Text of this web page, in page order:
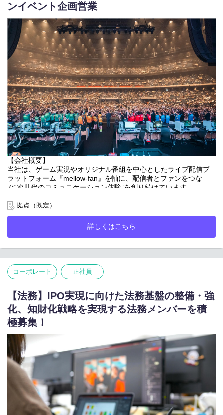
・制作進行管理
・クリエイティブの品質管理
・撮影進行管理
・販売管理 など
■魅力
・あなたのアイデアが形になります！
・ものづくりの全工程に関われるので、スキルアップのチャンス
がたくさん！
・チーム全員で挑戦し、ブランドを成長させていく過程に関われ
る！
ンイベント企画営業
【会社概要】
当社は、ゲーム実況やオリジナル番組を中心としたライブ配信プ
ラットフォーム『mellow-fan』を軸に、配信者とファンをつな
ぐ“次世代のコミュニケーション体験”を創り続けています。
ライブ配信にとどまらず、人気配信者・クリエイターを起点とし
たオフライン／オンラインイベント、グッズ企画・制作、広告・
タイアップなど、IP・コミュニティを活かした多角的な事業を展
「熱量のあるファンコミュニティ」を強みに、エンターテインメ
ントの新しい価値創出に挑戦しています。
「応援しててよかった。そんなエンタメを届け続ける。」
まれる場をつくり続けています。
次世代のファンコミュニケーションをともに創り、エンタメの新
しい価値を生み出していただける仲間を募集しています。
【業務内容】
mellow-fan発のオンライン／オフラインイベントにおいて、企画
立案からクライアント提案、イベント成功に向けたフロント業務
まで、一気通貫でご担当いただきます。
単なるイベント運営ではなく、
「どんな企画ならファンが熱狂するのか？」
「どうすれば"また参加したい"と思える体験をつくれるのか？」
を考えながら、配信者・クリエイター・ファンをつなぐ、新しい
エンタメ体験を生み出していただくポジションです。
拠点（既定）
詳しくはこちら
コーポレート 正社員
【法務】IPO実現に向けた法務基盤の整備・強
化、知財化戦略を実現する法務メンバーを積
極募集！